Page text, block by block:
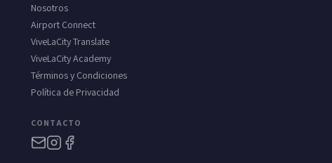
Nosotros
Airport Connect
ViveLaCity Translate
ViveLaCity Academy
Términos y Condiciones
Política de Privacidad
CONTACTO